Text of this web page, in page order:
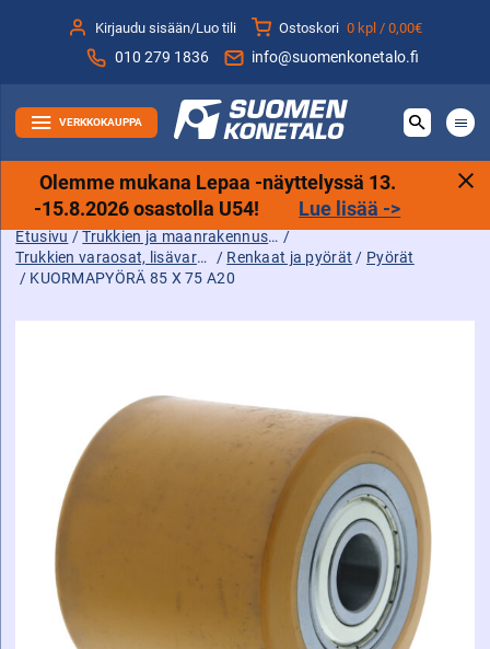
sisältöön
Kirjaudu sisään/Luo tili Ostoskori 0 kpl /0,00€
010 279 1836 info@suomenkonetalo.fi
VERKKOKAUPPA
Olemme mukana Lepaa -näyttelyssä 13.
-15.8.2026 osastolla U54! Lue lisää ->
Etusivu / Trukkien ja maanrakennuskoneiden tarvikkeet sekä varaosat ja lisävarusteet /
Trukkien varaosat, lisävarusteet ja tarvikkeet / Renkaat ja pyörät / Pyörät
/ KUORMAPYÖRÄ 85 X 75 A20